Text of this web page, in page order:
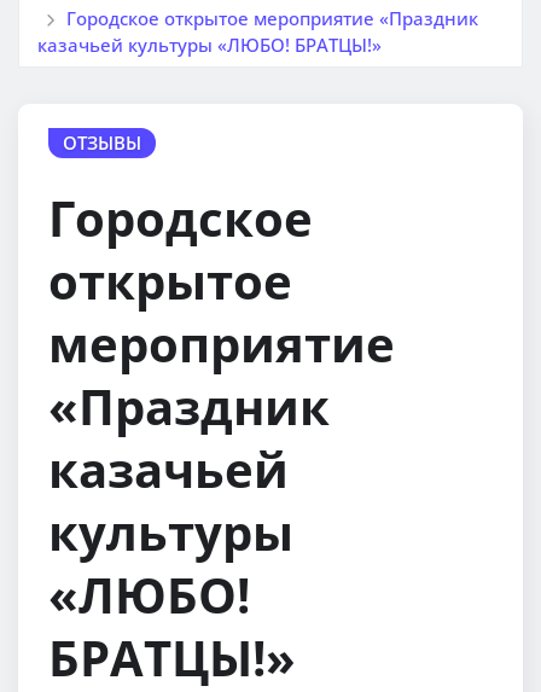
Городское открытое мероприятие «Праздник
казачьей культуры «ЛЮБО! БРАТЦЫ!»
ОТЗЫВЫ
Городское
открытое
мероприятие
«Праздник
казачьей
культуры
«ЛЮБО!
БРАТЦЫ!»